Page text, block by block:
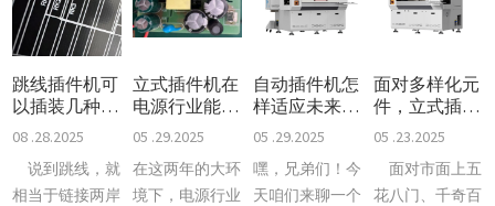
跳线插件机可
以插装几种
线？
08 .28.2025
说到跳线，就
相当于链接两岸
立式插件机在
电源行业能发
挥多大效能？
05 .29.2025
在这两年的大环
境下，电源行业
自动插件机怎
样适应未来电
子制造的发展
趋势？
05 .29.2025
嘿，兄弟们！今
天咱们来聊一个
面对多样化元
件，立式插件
机如何灵活应
对？
05 .23.2025
面对市面上五
花八门、千奇百